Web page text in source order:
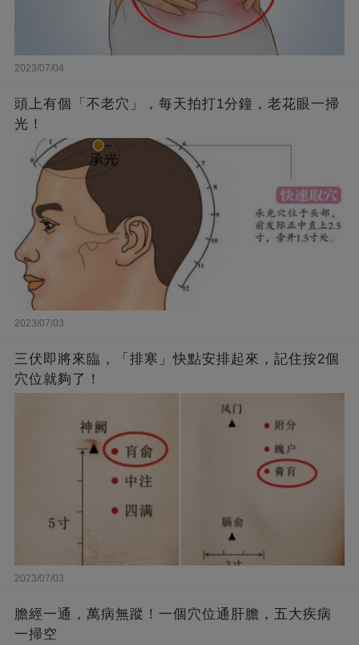
2023/07/04
頭上有個「不老穴」，每天拍打1分鐘，老花眼一掃
光！
2023/07/03
三伏即將來臨，「排寒」快點安排起來，記住按2個
穴位就夠了！
2023/07/03
膽經一通，萬病無蹤！一個穴位通肝膽，五大疾病
一掃空